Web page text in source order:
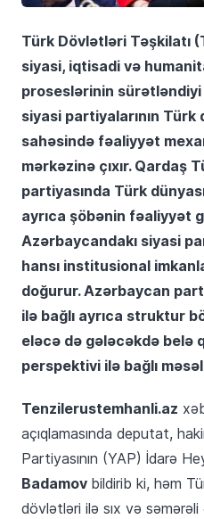
Türk Dövlətləri Təşkilatı
siyasi, iqtisadi və
proseslərinin
siyasi partiyalarının Türk
sahəsində fəaliyyət
mərkəzinə çıxır. Qardaş
partiyasında Türk
ayrıca şöbənin fəaliyyət
Azərbaycandakı siyasi
hansı institusional
doğurur. Azərbaycan
ilə bağlı ayrıca struktur
eləcə də gələcəkdə belə
perspektivi ilə bağlı
Tenzilerustemhanli.az
açıqlamasında deputat,
Partiyasının (YAP) İdarə
Badamov bildirib ki, həm
dövlətləri ilə sıx və